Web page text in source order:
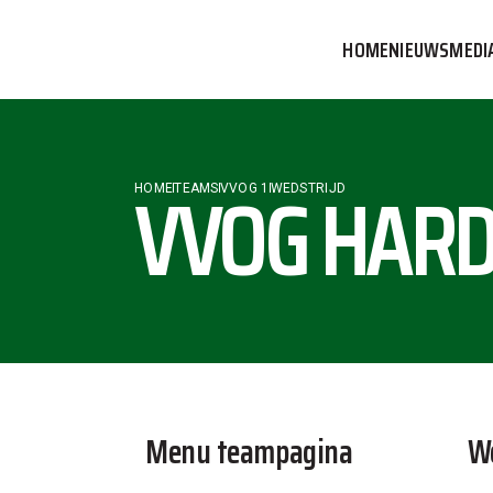
HOMENIEUWS
HOMETEAMSVVOG 1 WEDSTRIJD
VVOG
Menu teampagina